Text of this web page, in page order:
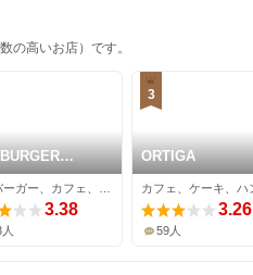
の高いお店）です。
3.38
3
ORTIGA
3.26
59人